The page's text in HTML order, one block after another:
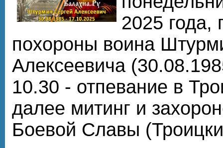
2025 года,
похороны воина
Алексеевича
10.30 - отпевание в
далее митинг и
Боевой Славы